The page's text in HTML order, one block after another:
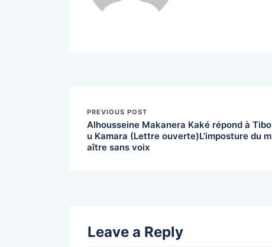
PREVIOUS POST
Alhousseine Makanera Kaké répond à Tibo
u Kamara (Lettre ouverte)L’imposture du m
aître sans voix
Leave a Reply